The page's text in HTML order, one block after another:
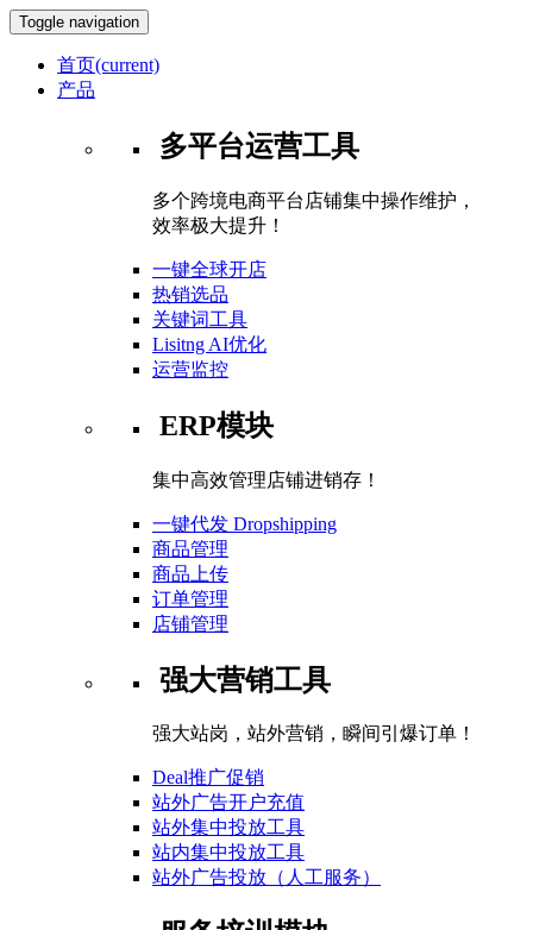
Toggle navigation
首页(current)
产品
多平台运营工具
多个跨境电商平台店铺集中操作维护，
效率极大提升！
一键全球开店
热销选品
关键词工具
Lisitng AI优化
运营监控
ERP模块
集中高效管理店铺进销存！
一键代发 Dropshipping
商品管理
商品上传
订单管理
店铺管理
强大营销工具
强大站岗，站外营销，瞬间引爆订单！
Deal推广促销
站外广告开户充值
站外集中投放工具
站内集中投放工具
站外广告投放（人工服务）